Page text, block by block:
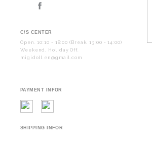
C/S CENTER
Open. 10:10 - 18:00 (Break. 13:00 - 14:00)
Weekend. Holiday Off.
migidoll.en@gmail.com
PAYMENT INFOR
SHIPPING INFOR